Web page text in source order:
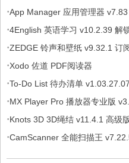
·App Manager 应用管理器
·4English 英语学习 v10.2.39 解
·ZEDGE 铃声和壁纸 v9.32.1 订
·Xodo 佐道 PDF阅读器
·To-Do List 待办清单
软件，解锁专业版
·MX Player Pro 播放器专业版
·Knots 3D 3D绳结 v11.4.1 高级
·CamScanner 全能扫描王